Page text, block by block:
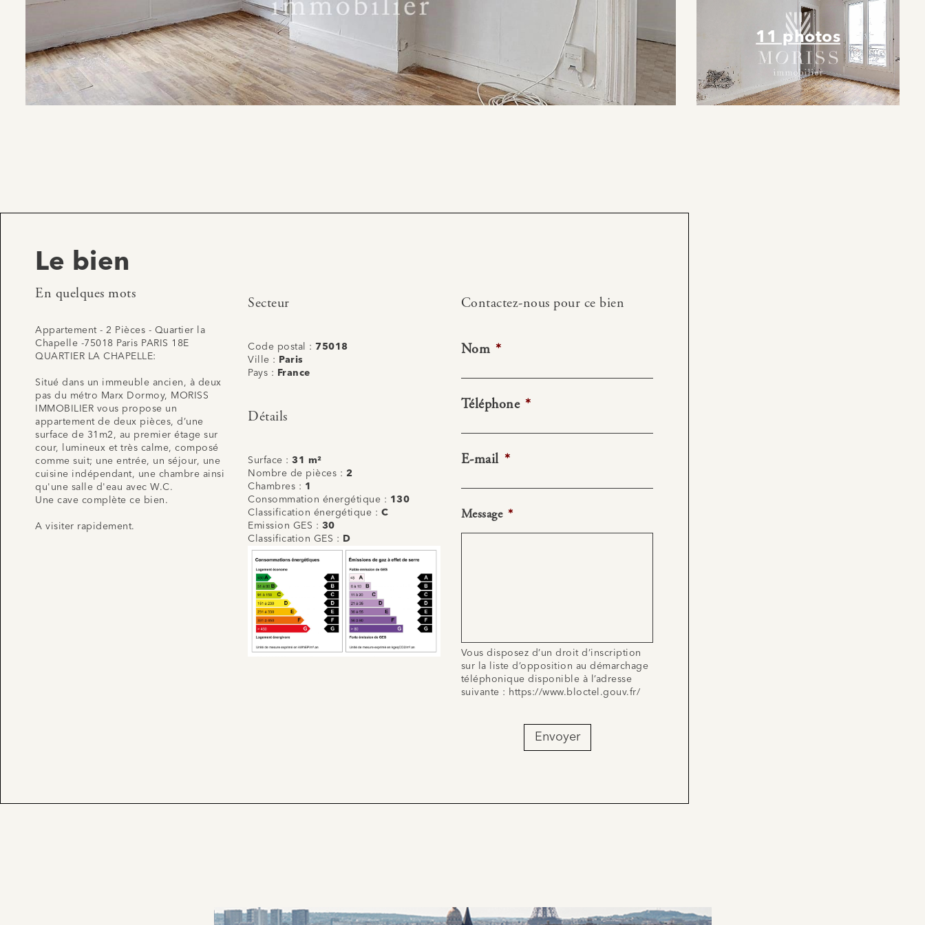
11 photos
Le bien
En quelques mots
Appartement - 2 Pièces - Quartier la
Chapelle -75018 Paris PARIS 18E
QUARTIER LA CHAPELLE:
Situé dans un immeuble ancien, à deux
pas du métro Marx Dormoy, MORISS
IMMOBILIER vous propose un
appartement de deux pièces, d’une
surface de 31m2, au premier étage sur
cour, lumineux et très calme, composé
comme suit; une entrée, un séjour, une
cuisine indépendant, une chambre ainsi
qu'une salle d'eau avec W.C.
Une cave complète ce bien.
A visiter rapidement.
Secteur
Code postal : 75018
Ville :
Paris
Pays :
France
Détails
Surface :31 m²
Nombre de pièces : 2
Chambres : 1
Consommation énergétique : 130
Classification énergétique : C
Emission GES : 30
Classification GES :
D
Contactez-nous pour ce bien
Nom *
Téléphone *
E-mail *
Message *
Vous disposez d’un droit d’inscription
sur la liste d’opposition au démarchage
téléphonique disponible à l’adresse
suivante : https://www.bloctel.gouv.fr/
Envoyer